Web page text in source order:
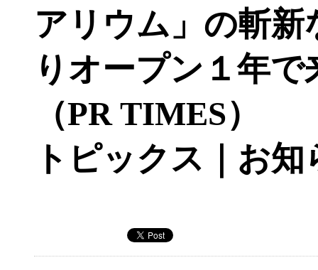
アリウム」の斬
りオープン１年
（PR TIMES）
トピックス｜お知